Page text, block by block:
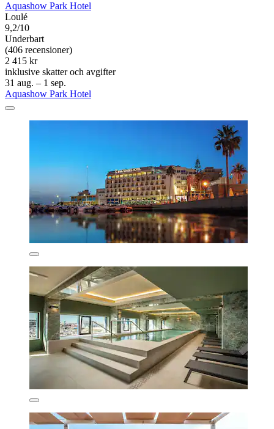
Aquashow Park Hotel
Loulé
9,2/10
Underbart
(406 recensioner)
2 415 kr
inklusive skatter och avgifter
31 aug. – 1 sep.
Aquashow Park Hotel